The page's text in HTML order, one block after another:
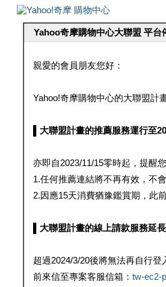
Yahoo奇摩購物中心大聯盟 平台
親愛的會員朋友您好：
Yahoo!奇摩購物中心的大聯盟計
▌大聯盟計畫的推薦服務運行至
亦即自2023/11/15零時起，提醒
1.任何推薦連結將不再有效，不
2.因應15天消費猶豫鑑賞期，此
▌大聯盟計畫的線上請款服務延
超過2024/3/20後將無法再自行
前來信至專案客服信箱： tw-ec2-